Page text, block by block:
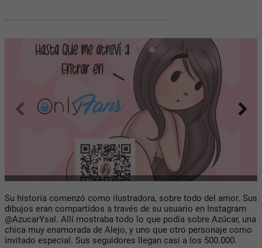
Su historia comenzó como ilustradora, sobre todo del amor. Sus
dibujos eran compartidos a través de su usuario en Instagram
@AzucarYsal. Allí mostraba todo lo que podía sobre Azúcar, una
chica muy enamorada de Alejo, y uno que otro personaje como
invitado especial. Sus seguidores llegan casi a los 500.000.